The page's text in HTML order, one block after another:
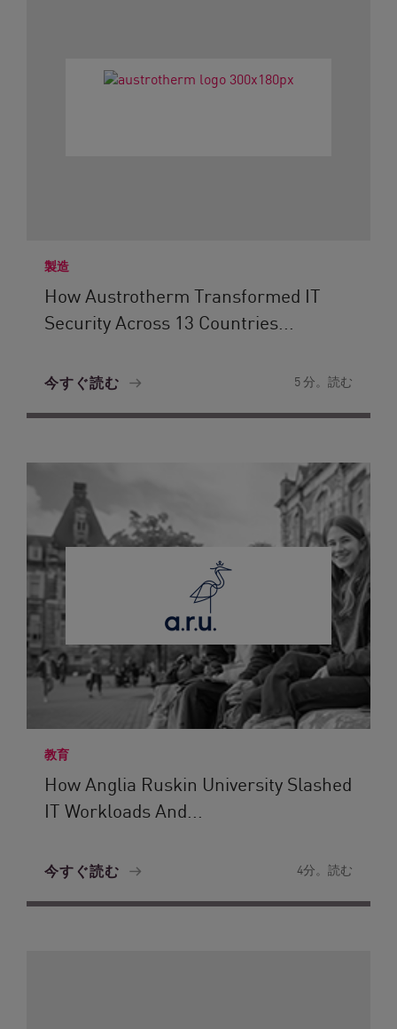
製造
How Austrotherm Transformed IT
Security Across 13 Countries...
今すぐ読む 5 分。読む
教育
How Anglia Ruskin University Slashed
IT Workloads And...
今すぐ読む 4分。読む